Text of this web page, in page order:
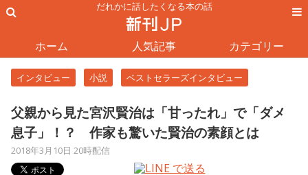
だれかに話したくなる本の話
ホーム 人気記事 カテゴリー
インタビュー 小説 ベストセラーズインタビュー
父親から見た宮沢賢治は「甘ったれ」で「ダメ
息子」！？ 作家も驚いた賢治の素顔とは
2018年3月10日 20時配信